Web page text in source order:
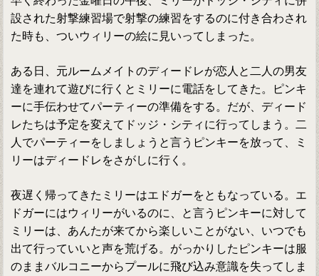
設された射撃練習場で射撃の練習をするのに付き合わされ
た時も、ついウィリーの絵に見いってしまった。
ある日、元ルームメイトのディードレが恋人と二人の男友
達を連れて遊びに行くとミリーに電話をしてきた。ピンキ
ーに手伝わせてパーティーの準備をする。だが、ディード
レたちは予定を変えてドッジ・シティに行ってしまう。二
人でパーティーをしましょうと言うピンキーを放って、ミ
リーはディードレをさがしに行く。
夜遅く帰ってきたミリーはエドガーをともなっている。エ
ドガーにはウィリーがいるのに、と言うピンキーに対して
ミリーは、あんたが来てから楽しいことがない、いつでも
出て行っていいと声を荒げる。がっかりしたピンキーは服
のままバルコニーからプールに飛び込み意識を失ってしま